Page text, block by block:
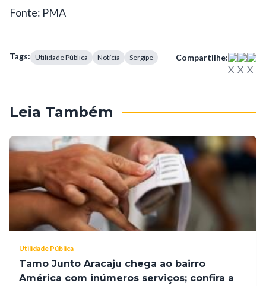
Fonte: PMA
Tags: Utilidade Pública Notícia Sergipe Compartilhe:
Leia Também
Utilidade Pública
Tamo Junto Aracaju chega ao bairro
América com inúmeros serviços; confira a